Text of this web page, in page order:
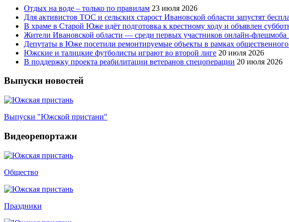
Отдых на воде – только по правилам 23 июля 2026
Для активистов ТОС и сельских старост Ивановской области запустят
В храме в Старой Юже идёт подготовка к крестному ходу и объявлен
Жители Ивановской области — среди первых участников онлайн-флешмоба
Депутаты в Юже посетили ремонтируемые объекты в рамках общественного
Южские и талицкие футболисты играют во второй лиге 20 июля 2026
В поддержку проекта реабилитации ветеранов спецоперации 20 июля 2026
Выпуски новостей
Выпуски "Южской пристани"
Видеорепортажи
Общество
Праздники